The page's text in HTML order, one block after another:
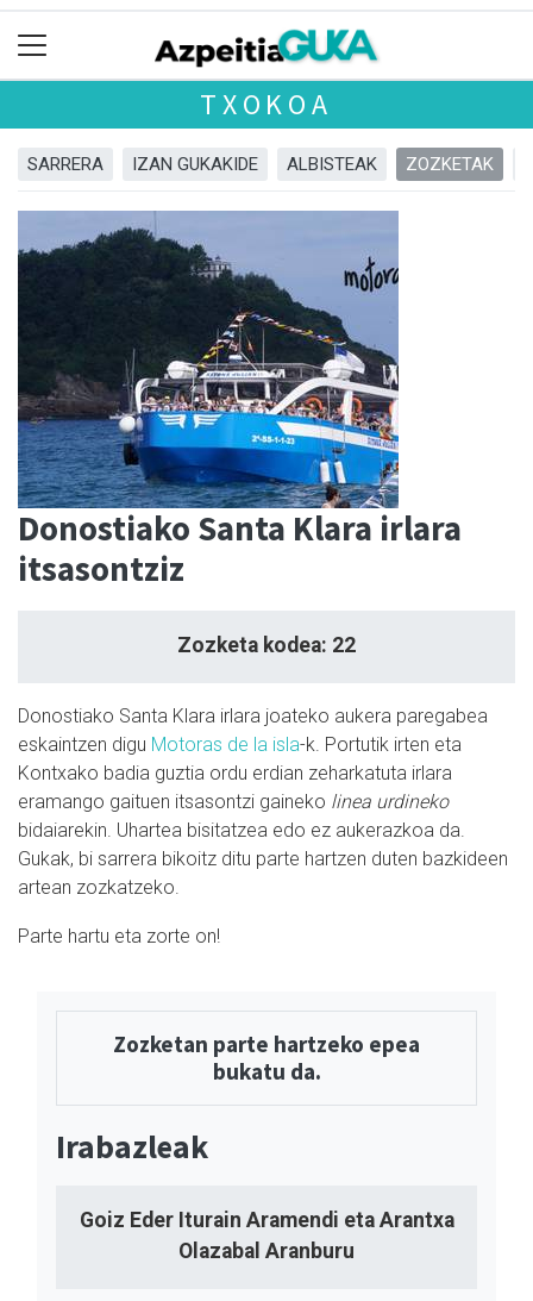
TXOKOA
SARRERA IZAN GUKAKIDE ALBISTEAK ZOZKETAK
Donostiako Santa Klara irlara
itsasontziz
Zozketa kodea: 22
Donostiako Santa Klara irlara joateko aukera paregabea
eskaintzen digu Motoras de la isla-k. Portutik irten eta
Kontxako badia guztia ordu erdian zeharkatuta irlara
eramango gaituen itsasontzi gaineko linea urdineko
bidaiarekin. Uhartea bisitatzea edo ez aukerazkoa da.
Gukak, bi sarrera bikoitz ditu parte hartzen duten bazkideen
artean zozkatzeko.
Parte hartu eta zorte on!
Zozketan parte hartzeko epea
bukatu da.
Irabazleak
Goiz Eder Iturain Aramendi eta Arantxa
Olazabal Aranburu